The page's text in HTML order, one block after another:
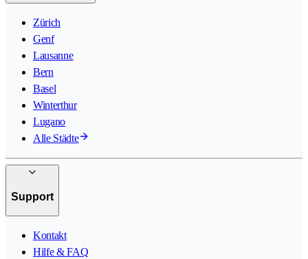
Zürich
Genf
Lausanne
Bern
Basel
Winterthur
Lugano
Alle Städte
Support
Kontakt
Hilfe & FAQ